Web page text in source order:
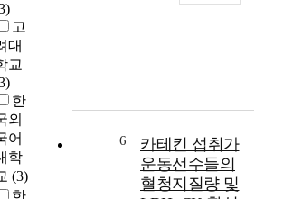
고
대
교
한
외
어
학
(3)
전
6
카테킨 섭취가
운동선수들의
혈청지질량 및